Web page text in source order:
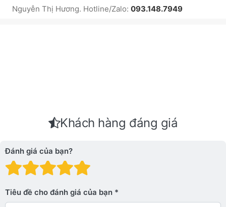
Nguyễn Thị Hương. Hotline/Zalo: 093.148.7949
Khách hàng đáng giá
Đánh giá của bạn?
Đánh giá: 4 trên 5
Đánh giá: 3 trên 5 sao.
Đánh giá: 2 trên 5 sao.
Đánh giá: 1 trên 5 sao. Xấu
Tiêu đề cho đánh giá của bạn